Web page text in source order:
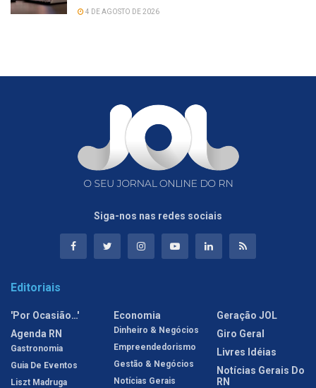
4 DE AGOSTO DE 2026
Siga-nos nas redes sociais
Editoriais
'Por Ocasião…'
Agenda RN
Gastronomia
Guia De Eventos
Liszt Madruga
Economia
Dinheiro & Negócios
Empreendedorismo
Gestão & Negócios
Notícias Gerais
Geração JOL
Giro Geral
Livres Idéias
Notícias Gerais Do
RN